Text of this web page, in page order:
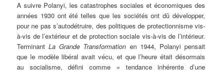
A suivre Polanyi, les catastrophes sociales et économiques des
années 1930 ont été telles que les sociétés ont dû développer,
pour ne pas s’autodétruire, des politiques de protectionnisme vis-
à-vis de l’extérieur et de protection sociale vis-à-vis de l’intérieur.
TerminantLa Grande Transformation en 1944, Polanyi pensait
que le modèle libéral avait vécu, et que l’heure était désormais
au socialisme, défini comme « tendance inhérente d’une